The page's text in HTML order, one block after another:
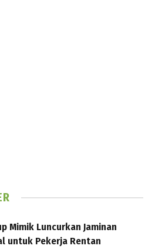
Mimik Luncurkan Jaminan
untuk Pekerja Rentan